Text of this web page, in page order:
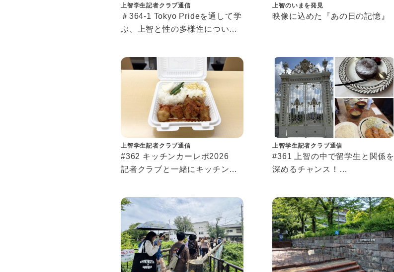
上智学生記者クラブ通信
＃364-1 Tokyo Prideを通して学
ぶ、上智と性の多様性について
上智のいまを発見
映像に込めた『あの日の記憶』
上智学生記者クラブ通信
#362 キッチンカーレポ2026
記者クラブと一緒にキッチンカ
上智学生記者クラブ通信
#361 上智の中で留学生と関係を
深めるチャンス！